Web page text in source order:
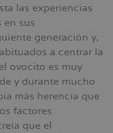
las experiencias
en sus
generación y,
a centrar la
ovocito es muy
y durante mucho
más herencia que
factores
que el